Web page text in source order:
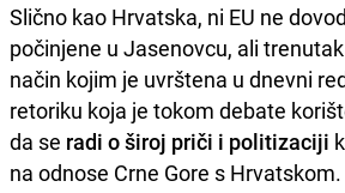
Slično kao Hrvatska, ni EU ne
počinjene u Jasenovcu, ali
način kojim je uvrštena u dnevni
retoriku koja je tokom debate
da se radi o široj priči i politizaciji
na odnose Crne Gore s Hrvatskom.